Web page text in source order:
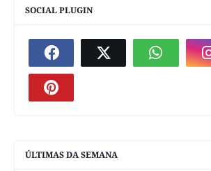
SOCIAL PLUGIN
ÚLTIMAS DA SEMANA